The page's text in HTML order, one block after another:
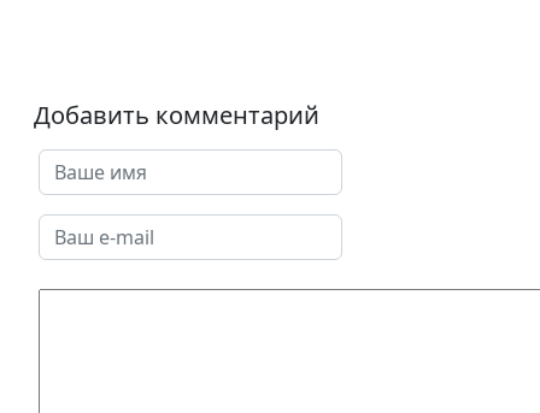
Добавить комментарий